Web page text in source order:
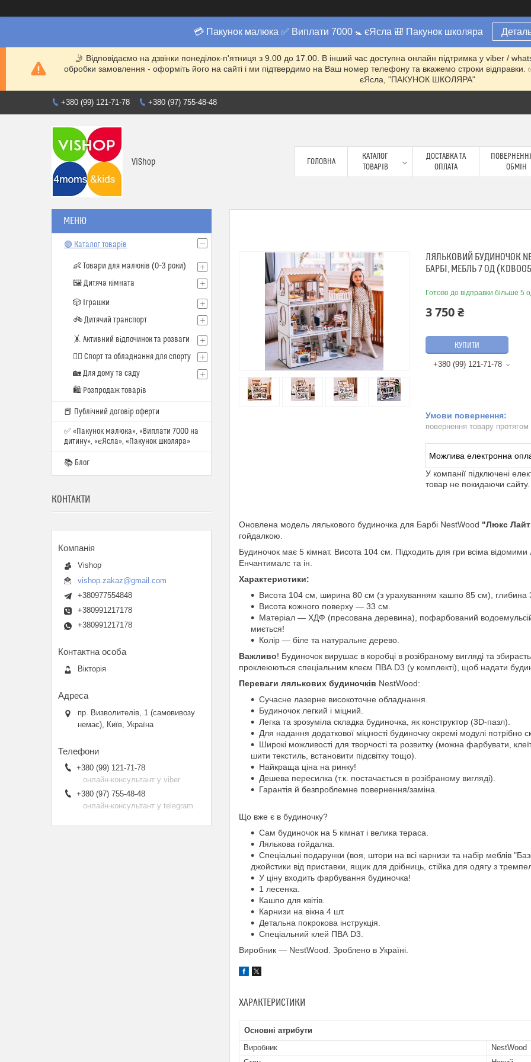
💳 Пакунок малюка ✅ Виплати 7000 🚼 єЯсла 🎒 Пакунок школяра
🤳 Відповідаємо на дзвінки понеділок-п'ятниця з 9.00 до 17.00. В інший час доступна онлайн підтримка у viber /
обробки замовлення - оформіть його на сайті і ми підтвердимо на Ваш номер телефону та вкажемо строки
єЯсла, "ПАКУНОК ШКОЛЯРА"
+380 (99) 121-71-78 +380 (97) 755-48-48
ViShop ГОЛОВНА
КАТАЛОГ
ТОВАРІВ
ДОСТАВКА ТА
ОПЛАТА
ОБМІН
ЛЯЛЬКОВИЙ БУДИНОЧОК
БАРБІ, МЕБЛЬ 7 ОД
Готово до відправки більше 5
3 750 ₴
КУПИТИ
+380 (99) 121-71-78
повернення товару
У компанії підключені
товар не покидаючи сайту.
Оновлена модель лялькового будиночка для Барбі NestWood "Люкс Лайт
гойдалкою.
Будиночок має 5 кімнат. Висота 104 см. Підходить для гри всіма
Енчантималс та ін.
Характеристики:
Висота 104 см, ширина 80 см (з урахуванням кашпо 85 см), глибина
Висота кожного поверху — 33 см.
Матеріал — ХДФ (пресована деревина), пофарбований
миється!
Колір — біле та натуральне дерево.
Важливо! Будиночок вирушає в коробці в розібраному вигляді та
проклеюються спеціальним клеєм ПВА D3 (у комплекті), щоб надати
Переваги лялькових будиночків NestWood:
Сучасне лазерне високоточне обладнання.
Будиночок легкий і міцний.
Легка та зрозуміла складка будиночка, як конструктор (3D-пазл).
Для надання додаткової міцності будиночку окремі модулі потрібно
Широкі можливості для творчості та розвитку (можна фарбувати,
шити текстиль, встановити підсвітку тощо).
Найкраща ціна на ринку!
Дешева пересилка (т.к. постачається в розібраному вигляді).
Гарантія й безпроблемне повернення/заміна.
Що вже є в будиночку?
Сам будиночок на 5 кімнат і велика тераса.
Лялькова гойдалка.
Спеціальні подарунки (воя, штори на всі карнизи та набір меблів
джойстики від приставки, ящик для дрібниць, стійка для одягу з
У ціну входить фарбування будиночка!
1 лесенка.
Кашпо для квітів.
Карнизи на вікна 4 шт.
Детальна покрокова інструкція.
Спеціальний клей ПВА D3.
Виробник — NestWood. Зроблено в Україні.
ХАРАКТЕРИСТИКИ
Основні атрибути
Виробник
NestWood
🟢 Каталог товарів
👶 Товари для малюків (0–3 роки)
🖼️ Дитяча кімната
🎲 Іграшки
🚲 Дитячий транспорт
🤸 Активний відпочинок та розваги
🏋️‍♂️ Спорт та обладнання для спорту
🏡 Для дому та саду
🛍 Розпродаж товарів
📕 Публічний договір оферти
✅ «Пакунок малюка», «Виплати 7000 на
дитину», «єЯсла», «Пакунок школяра»
📚 Блог
КОНТАКТИ
Vishop
vishop.zakaz@gmail.com
+380977554848
+380991217178
+380991217178
Вікторія
пр. Визволителів, 1 (самовивозу
немає), Київ, Україна
+380 (99) 121-71-78
онлайн-консультант у viber
+380 (97) 755-48-48
онлайн-консультант у telegram